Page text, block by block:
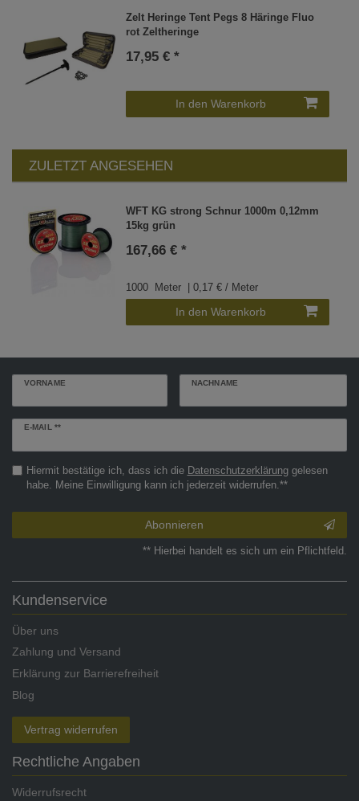
Zelt Heringe Tent Pegs 8 Häringe Fluo
rot Zeltheringe
17,95 € *
In den Warenkorb
ZULETZT ANGESEHEN
WFT KG strong Schnur 1000m 0,12mm
15kg grün
167,66 € *
1000 Meter | 0,17 € / Meter
In den Warenkorb
VORNAME NACHNAME
E-MAIL **
Newsletter
Hiermit bestätige ich, dass ich die Daten­schutz­erklärunggelesen
habe. Meine Einwilligung kann ich jederzeit widerrufen.**
Abonnieren
** Hierbei handelt es sich um ein Pflichtfeld.
Kundenservice
Über uns
Zahlung und Versand
Erklärung zur Barrierefreiheit
Blog
Vertrag widerrufen
Rechtliche Angaben
Widerrufsrecht